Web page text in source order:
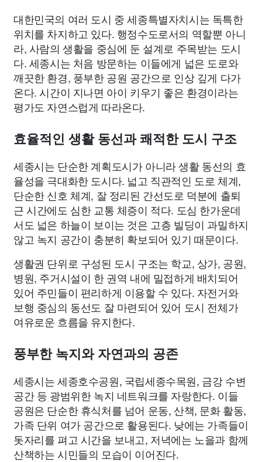
대한민국의 여러 도시 중 세종특별자치시는 독특한
위치를 차지하고 있다. 행정수도로서의 역할뿐 아니
라, 사람의 생활을 중심에 둔 설계로 주목받는 도시
다. 세종시는 처음 방문하는 이들에게 넓은 도로와
깨끗한 환경, 풍부한 공원 공간으로 인상 깊게 다가
온다. 시간이 지나면 아이 키우기 좋은 환경이라는
평가도 자연스럽게 따라온다.
효율적인 생활 동선과 쾌적한 도시 구조
세종시는 단순한 계획도시가 아니라 생활 동선의 효
율성을 극대화한 도시다. 넓고 직관적인 도로 체계,
단순한 신호 체계, 잘 정리된 간선도로 덕분에 출퇴
근 시간에도 심한 교통 체증이 적다. 도심 한가운데
서도 넓은 하늘이 보이는 것은 고층 빌딩이 과밀하지
않고 녹지 공간이 충분히 확보되어 있기 때문이다.
생활권 단위로 구성된 도시 구조는 학교, 상가, 공원,
병원, 주거시설이 한 권역 내에 밀접하게 배치되어
있어 주민들이 편리하게 이용할 수 있다. 자전거와
보행 중심의 동선도 잘 마련되어 있어 도시 전체가
여유로운 흐름을 유지한다.
풍부한 녹지와 자연과의 공존
세종시는 세종호수공원, 국립세종수목원, 금강 수변
공간 등 광범위한 녹지 네트워크를 자랑한다. 이들
공원은 단순한 휴식처를 넘어 운동, 산책, 문화 활동,
가족 단위 여가 공간으로 활용된다. 낮에는 가족들이
돗자리를 펴고 시간을 보내고, 저녁에는 노을과 함께
산책하는 시민들의 모습이 이어진다.